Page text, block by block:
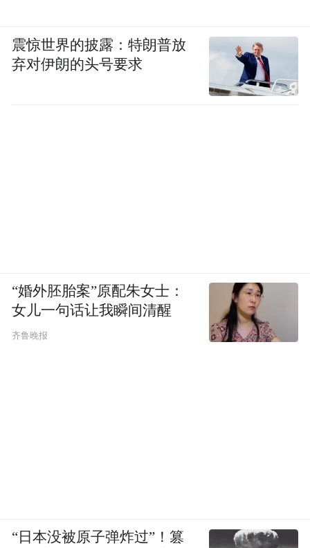
震惊世界的披露：特朗普放
弃对伊朗的头号要求
“婚外胚胎案”原配朱女士：
女儿一句话让我瞬间清醒
齐鲁晚报
“日本没被原子弹炸过”！篡